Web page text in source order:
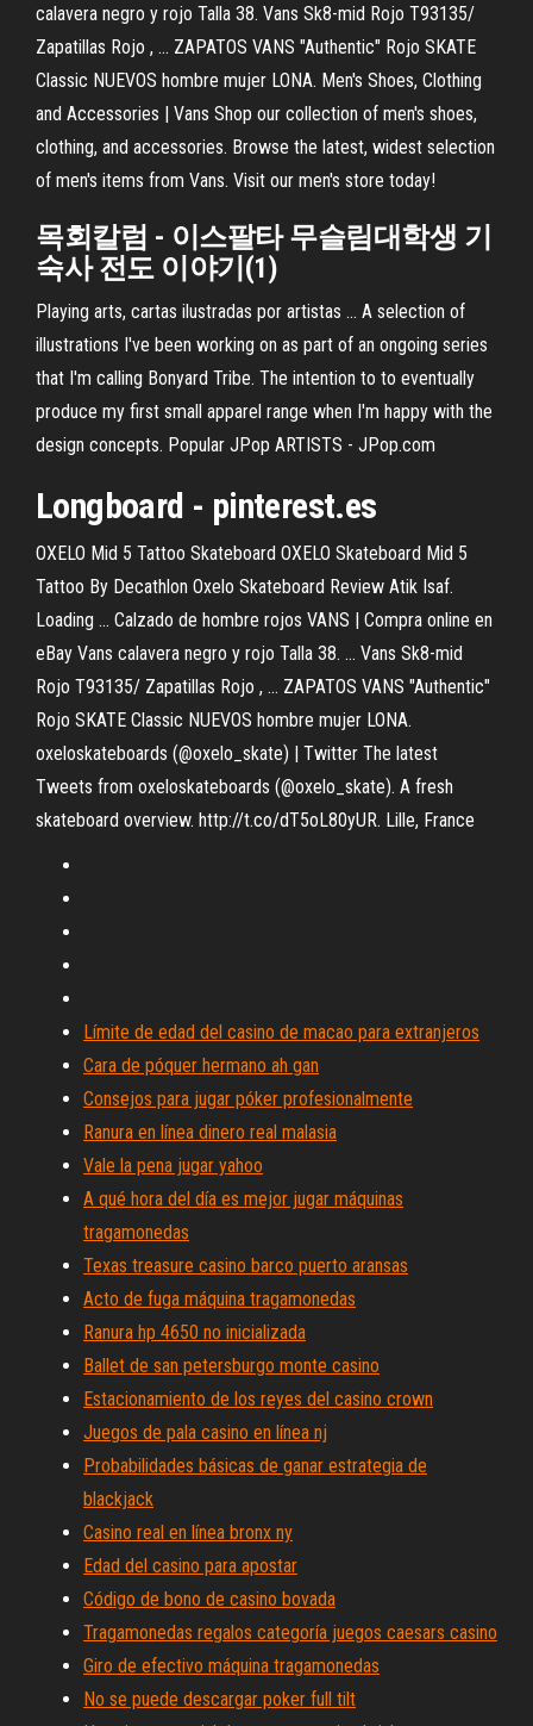
calavera negro y rojo Talla 38. Vans Sk8-mid Rojo T93135/
Zapatillas Rojo , ... ZAPATOS VANS "Authentic" Rojo SKATE
Classic NUEVOS hombre mujer LONA. Men's Shoes, Clothing
and Accessories | Vans Shop our collection of men's shoes,
clothing, and accessories. Browse the latest, widest selection
of men's items from Vans. Visit our men's store today!
목회칼럼 - 이스팔타 무슬림대학생 기
숙사 전도 이야기(1)
Playing arts, cartas ilustradas por artistas ... A selection of
illustrations I've been working on as part of an ongoing series
that I'm calling Bonyard Tribe. The intention to to eventually
produce my first small apparel range when I'm happy with the
design concepts. Popular JPop ARTISTS - JPop.com
Longboard - pinterest.es
OXELO Mid 5 Tattoo Skateboard OXELO Skateboard Mid 5
Tattoo By Decathlon Oxelo Skateboard Review Atik Isaf.
Loading ... Calzado de hombre rojos VANS | Compra online en
eBay Vans calavera negro y rojo Talla 38. ... Vans Sk8-mid
Rojo T93135/ Zapatillas Rojo , ... ZAPATOS VANS "Authentic"
Rojo SKATE Classic NUEVOS hombre mujer LONA.
oxeloskateboards (@oxelo_skate) | Twitter The latest
Tweets from oxeloskateboards (@oxelo_skate). A fresh
skateboard overview. http://t.co/dT5oL80yUR. Lille, France
Límite de edad del casino de macao para extranjeros
Cara de póquer hermano ah gan
Consejos para jugar póker profesionalmente
Ranura en línea dinero real malasia
Vale la pena jugar yahoo
A qué hora del día es mejor jugar máquinas
tragamonedas
Texas treasure casino barco puerto aransas
Acto de fuga máquina tragamonedas
Ranura hp 4650 no inicializada
Ballet de san petersburgo monte casino
Estacionamiento de los reyes del casino crown
Juegos de pala casino en línea nj
Probabilidades básicas de ganar estrategia de
blackjack
Casino real en línea bronx ny
Edad del casino para apostar
Código de bono de casino bovada
Tragamonedas regalos categoría juegos caesars casino
Giro de efectivo máquina tragamonedas
No se puede descargar poker full tilt